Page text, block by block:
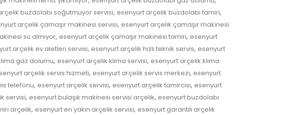
buzdolabı soğutmuyor servisi, esenyurt arçelik buzdolabı tamiri,
arçelik çamaşır makinesi servisi, esenyurt arçelik çamaşır makinesi
su almıyor, esenyurt arçelik çamaşır makinesi tamiri, esenyurt
arçelik ev aletleri servisi, esenyurt arçelik hızlı teknik servis, esenyurt
gaz dolumu, esenyurt arçelik klima servisi, esenyurt arçelik klima
arçelik servis hizmeti, esenyurt arçelik servis merkezi, esenyurt
telefonu, esenyurt arçelik servisi, esenyurt arçelik tamircisi, esenyurt
servisi, esenyurt bulaşık makinesi servisi arçelik, esenyurt buzdolabı
arçelik, esenyurt en yakın arçelik servisi, esenyurt garantili arçelik